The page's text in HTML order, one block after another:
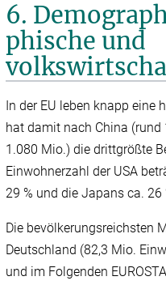
6.
phische und
In der EU leben knapp eine
hat damit nach China
1.080 Mio.) die drittgrößte
Einwohnerzahl der USA
29 % und die Japans ca. 26
Die bevölkerungsreichsten
Deutschland (82,3 Mio.
und im Folgenden